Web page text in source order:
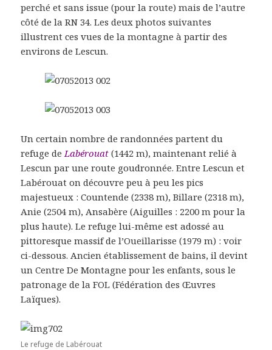
perché et sans issue (pour la route) mais de l’autre
côté de la RN 34. Les deux photos suivantes
illustrent ces vues de la montagne à partir des
environs de Lescun.
Un certain nombre de randonnées partent du
refuge deLabérouat (1442 m), maintenant relié à
Lescun par une route goudronnée. Entre Lescun et
Labérouat on découvre peu à peu les pics
majestueux : Countende (2338 m), Billare (2318 m),
Anie (2504 m), Ansabère (Aiguilles : 2200 m pour la
plus haute). Le refuge lui-même est adossé au
pittoresque massif de l’Oueillarisse (1979 m) : voir
ci-dessous. Ancien établissement de bains, il devint
un Centre De Montagne pour les enfants, sous le
patronage de la FOL (Fédération des Œuvres
Laïques).
Le refuge de Labérouat